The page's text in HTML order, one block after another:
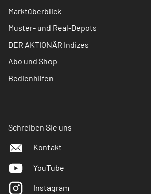
Marktüberblick
Muster- und Real-Depots
DER AKTIONÄR Indizes
Abo und Shop
Bedienhilfen
Schreiben Sie uns
Kontakt
YouTube
Instagram